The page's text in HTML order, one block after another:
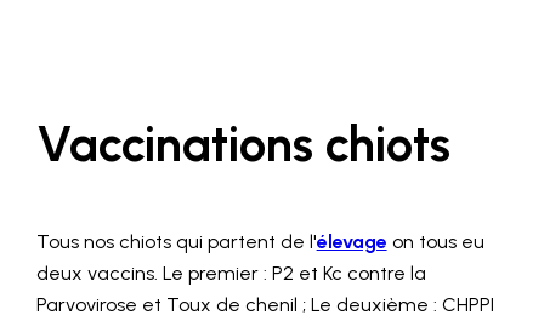
Vaccinations chiots
Tous nos chiots qui partent de l'élevage on tous eu
deux vaccins. Le premier : P2 et Kc contre la
Parvovirose et Toux de chenil ; Le deuxième : CHPPI